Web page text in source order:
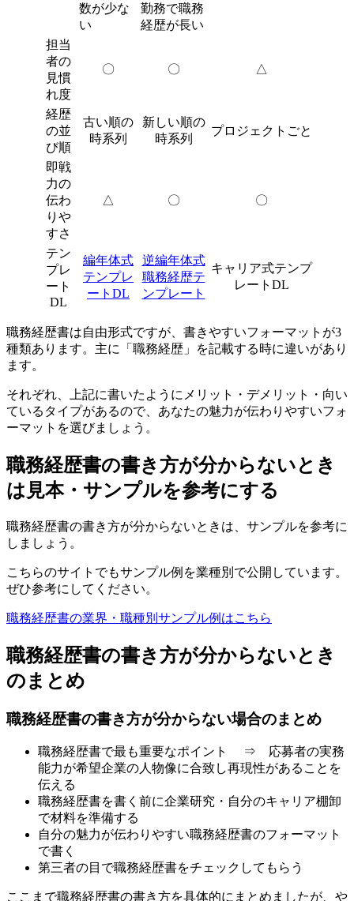
数が少な
い
勤務で職務
経歴が長い
担当
者の
見慣
れ度
〇 〇 △
経歴
の並
び順
古い順の
時系列
新しい順の
時系列
プロジェクトごと
即戦
力の
伝わ
りや
すさ
△ 〇 〇
テン
プレ
ート
DL
編年体式
テンプレ
ートDL
逆編年体式
職務経歴テ
ンプレート
キャリア式テンプ
レートDL
職務経歴書は自由形式ですが、書きやすいフォーマットが3
種類あります。主に「職務経歴」を記載する時に違いがあり
ます。
それぞれ、上記に書いたようにメリット・デメリット・向い
ているタイプがあるので、あなたの魅力が伝わりやすいフォ
ーマットを選びましょう。
職務経歴書の書き方が分からないとき
は見本・サンプルを参考にする
職務経歴書の書き方が分からないときは、サンプルを参考に
しましょう。
こちらのサイトでもサンプル例を業種別で公開しています。
ぜひ参考にしてください。
職務経歴書の業界・職種別サンプル例はこちら
職務経歴書の書き方が分からないとき
のまとめ
職務経歴書の書き方が分からない場合のまとめ
職務経歴書で最も重要なポイント ⇒ 応募者の実務
能力が希望企業の人物像に合致し再現性があることを
伝える
職務経歴書を書く前に企業研究・自分のキャリア棚卸
で材料を準備する
自分の魅力が伝わりやすい職務経歴書のフォーマット
で書く
第三者の目で職務経歴書をチェックしてもらう
ここまで職務経歴書の書き方を具体的にまとめましたが、や